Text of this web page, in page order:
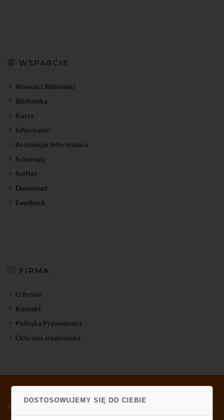
DOSTOSOWUJEMY SIĘ DO CIEBIE
WSPARCIE
Nowości Biblioteki
Biblioteka
Kursy
Informator
Archiwum Informatora
Schematy
SatNet
Download
Feedback
FIRMA
O firmie
Kontakt
Polityka Prywatności
Ochrona środowiska
INFORMATOR TV-SAT CCTV WLAN